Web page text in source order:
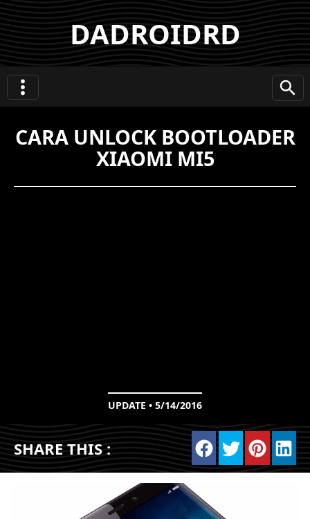
DADROIDRD
CARA UNLOCK BOOTLOADER
XIAOMI MI5
UPDATE • 5/14/2016
SHARE THIS :